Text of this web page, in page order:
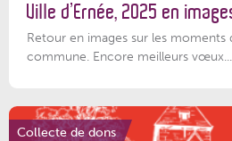
Ville d’Ernée, 2025 en
Retour en images sur les
commune. Encore meilleurs vœux...
Collecte de dons